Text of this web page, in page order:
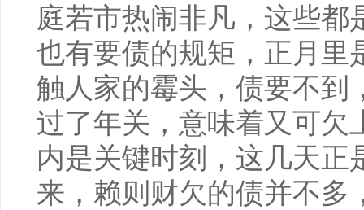
庭若市热闹非凡，这些都
也有要债的规矩，正月里
触人家的霉头，债要不到
过了年关，意味着又可欠
内是关键时刻，这几天正
来，赖则财欠的债并不多